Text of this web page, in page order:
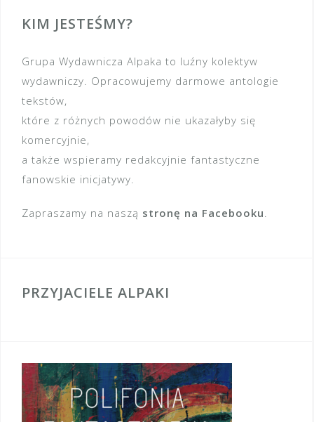
KIM JESTEŚMY?
Grupa Wydawnicza Alpaka to luźny kolektyw
wydawniczy. Opracowujemy darmowe antologie
tekstów,
które z różnych powodów nie ukazałyby się
komercyjnie,
a także wspieramy redakcyjnie fantastyczne
fanowskie inicjatywy.
Zapraszamy na naszą stronę na Facebooku.
PRZYJACIELE ALPAKI